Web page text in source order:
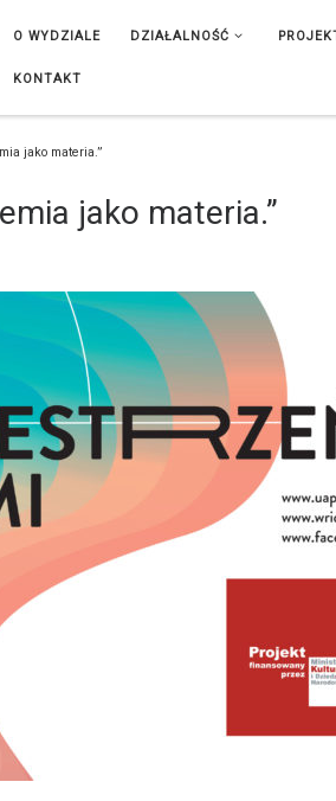
O WYDZIALE DZIAŁALNOŚĆ
KONTAKT
jako materia.”
jako materia.”